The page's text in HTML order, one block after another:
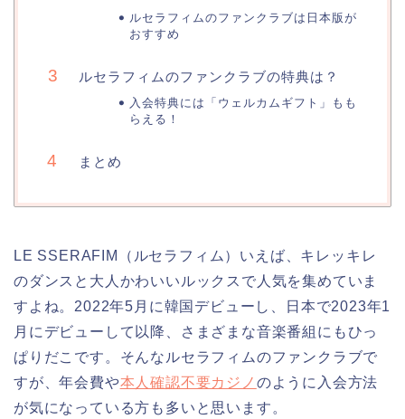
ルセラフィムのファンクラブは日本版が
おすすめ
ルセラフィムのファンクラブの特典は？
入会特典には「ウェルカムギフト」もも
らえる！
まとめ
LE SSERAFIM（ルセラフィム）いえば、キレッキレ
のダンスと大人かわいいルックスで人気を集めていま
すよね。2022年5月に韓国デビューし、日本で2023年1
月にデビューして以降、さまざまな音楽番組にもひっ
ぱりだこです。そんなルセラフィムのファンクラブで
すが、年会費や本人確認不要カジノ のように入会方法
が気になっている方も多いと思います。